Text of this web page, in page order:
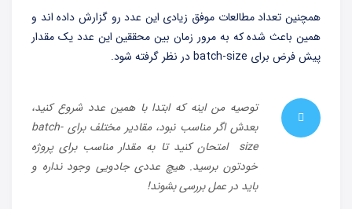
همچنین تعداد مطالعات موفق زیادی این عدد رو گزارش داده اند و
همین باعث شده که به مرور زمان بین محققین این عدد یک مقدار
پیش فرض برای batch-size در نظر گرفته شود.
توصیه من اینه که ابتدا با همین عدد شروع کنید،
بعدش اگر مناسب نبود، مقادیر مختلف برای batch-
size امتحان کنید تا به مقدار مناسب برای پروژه
خودتون برسید. هیچ عددی جادویی وجود نداره و
باید در عمل بررسی بشوند!